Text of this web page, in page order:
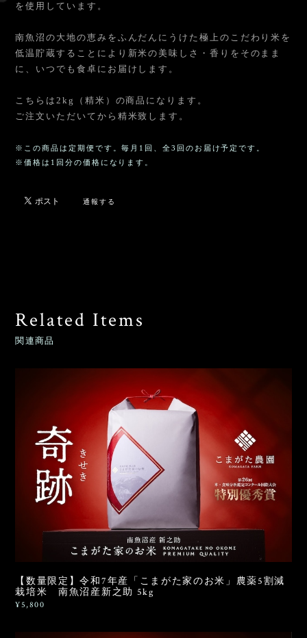
を使用しています。
南魚沼の大地の恵みをふんだんにうけた極上のこだわり米を
低温貯蔵することにより新米の美味しさ・香りをそのまま
に、いつでも食卓にお届けします。
こちらは2kg（精米）の商品になります。
ご注文いただいてから精米致します。
※この商品は定期便です。毎月1回、全3回のお届け予定です。
※価格は1回分の価格になります。
通報する
Related Items
関連商品
【数量限定】令和7年産「こまがた家のお米」農薬5割減
栽培米 南魚沼産新之助 5kg
¥5,800